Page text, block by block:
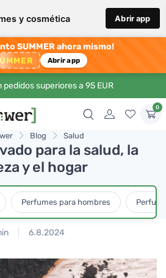
y cosmética Abrir app
SUMMER ahora mismo!
Abrir app
pedidos superiores a 95 EUR
0
Blog Salud
para la salud, la
y el hogar
Perfumes para hombres
6.8.2024